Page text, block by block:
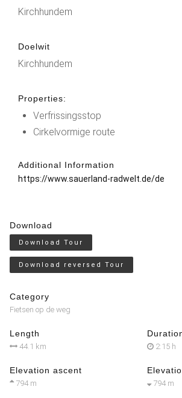
Kirchhundem
Doelwit
Kirchhundem
Properties:
Verfrissingsstop
Cirkelvormige route
Additional Information
https://www.sauerland-radwelt.de/de
Download
Download Tour
Download reversed Tour
Category
Fietsen op de weg
Length
44.1 km 2:15 h
Elevation ascent
794 m 794 m